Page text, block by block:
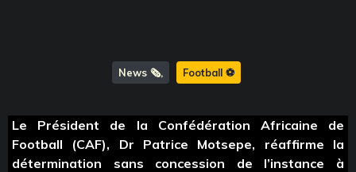
News 🗞️ Football ⚽️
Le Président de la Confédération Africaine de
Football (CAF), Dr Patrice Motsepe, réaffirme la
détermination sans concession de l’instance à